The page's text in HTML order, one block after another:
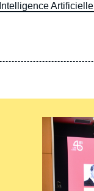
Artificielle